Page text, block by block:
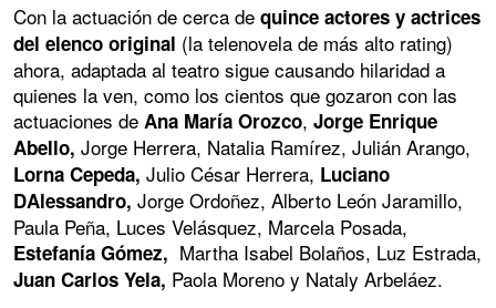
Con la actuación de cerca de quince actores y actrices
del elenco original (la telenovela de más alto rating)
ahora, adaptada al teatro sigue causando hilaridad a
quienes la ven, como los cientos que gozaron con las
actuaciones de Ana María Orozco, Jorge Enrique
Abello, Jorge Herrera, Natalia Ramírez, Julián Arango,
Lorna Cepeda, Julio César Herrera, Luciano
DAlessandro, Jorge Ordoñez, Alberto León Jaramillo,
Paula Peña, Luces Velásquez, Marcela Posada,
Estefanía Gómez, Martha Isabel Bolaños, Luz Estrada,
Juan Carlos Yela, Paola Moreno y Nataly Arbeláez.